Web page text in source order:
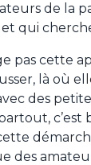
de la
qui
pas cette
là où
des
c’est
des